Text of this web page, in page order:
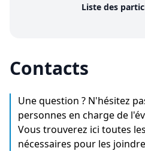
Liste des
Contacts
Une question ? N'hésitez
personnes en charge de
Vous trouverez ici toutes
nécessaires pour les